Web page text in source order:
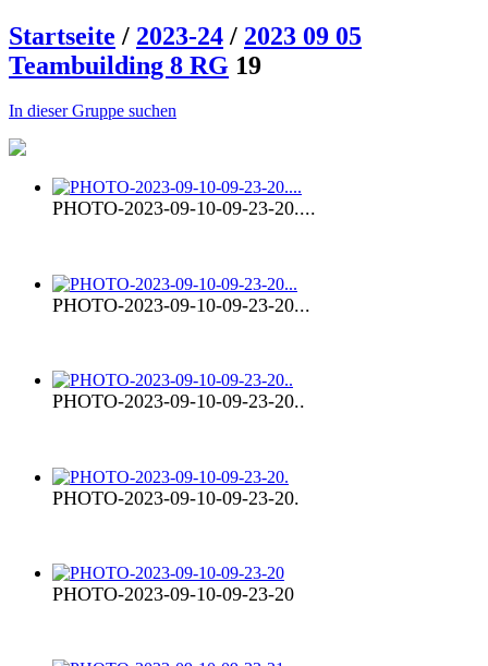
Startseite / 2023-24 / 2023 09 05
Teambuilding 8 RG 19
In dieser Gruppe suchen
PHOTO-2023-09-10-09-23-20....
PHOTO-2023-09-10-09-23-20...
PHOTO-2023-09-10-09-23-20..
PHOTO-2023-09-10-09-23-20.
PHOTO-2023-09-10-09-23-20